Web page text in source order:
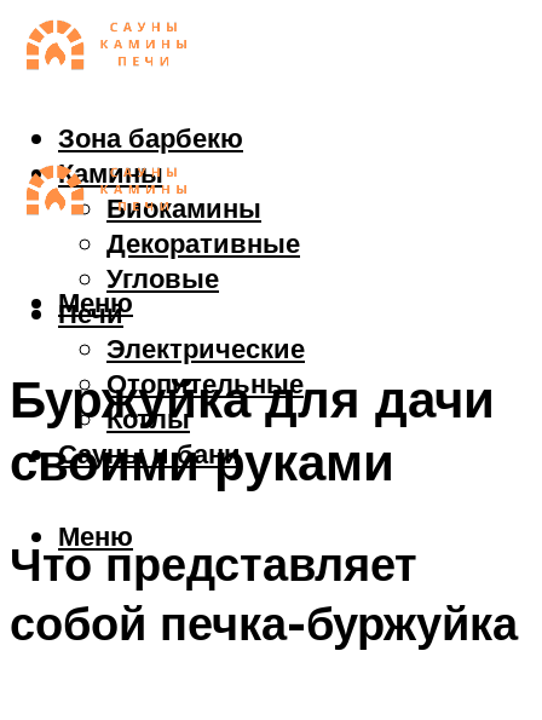
Зона барбекю
Камины
Биокамины
Декоративные
Угловые
Печи
Электрические
Отопительные
Котлы
Сауны и бани
Меню
Меню
Буржуйка для дачи
своими руками
Что представляет
собой печка-буржуйка